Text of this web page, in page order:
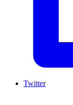
Twitter